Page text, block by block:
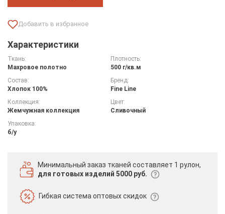
Характеристики
Ткань:
Махровое полотно
Плотность:
500 г/кв.м
Состав:
Хлопок 100%
Бренд:
Fine Line
Коллекция:
Жемчужная коллекция
Цвет:
Сливочный
Упаковка:
б/у
Минимальный заказ тканей составляет 1 рулон,
для готовых изделий 5000 руб.
Гибкая системаоптовых скидок